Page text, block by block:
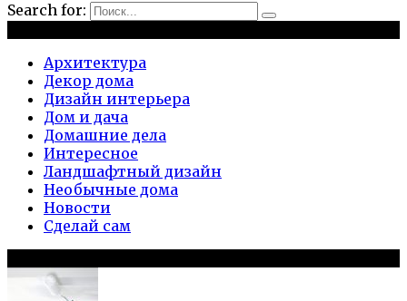
Search for:
Архитектура
Декор дома
Дизайн интерьера
Дом и дача
Домашние дела
Интересное
Ландшафтный дизайн
Необычные дома
Новости
Сделай сам